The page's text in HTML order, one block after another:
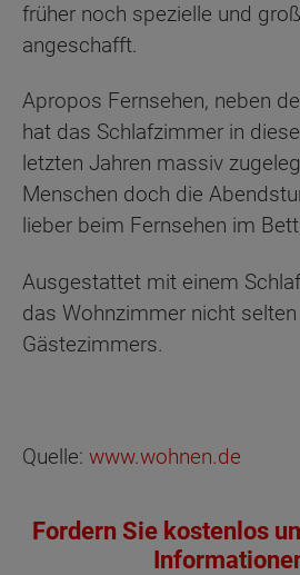
früher noch spezielle und
angeschafft.
Apropos Fernsehen, neben
hat das Schlafzimmer in
letzten Jahren massiv
Menschen doch die
lieber beim Fernsehen im
Ausgestattet mit einem
das Wohnzimmer nicht
Gästezimmers.
Quelle: www.wohnen.de
Fordern Sie kostenlos